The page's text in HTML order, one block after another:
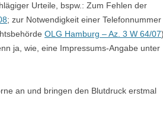
Urteile, bspw.: Zum Fehlen der
; zur Notwendigkeit einer Telefonnummer
OLG Hamburg – Az. 3 W 64/07)
ja, wie, eine Impressums-Angabe unter
an und bringen den Blutdruck erstmal